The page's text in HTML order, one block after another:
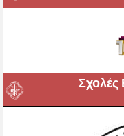
Σχολές